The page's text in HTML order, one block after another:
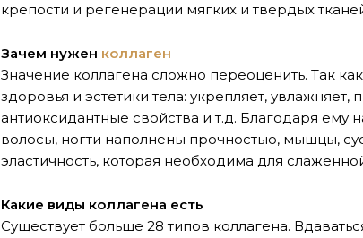
крепости и регенерации мягких и твердых
Зачем нужен коллаген
Значение коллагена сложно переоценить. Так
здоровья и эстетики тела: укрепляет, увлажняет,
антиоксидантные свойства и т.д. Благодаря ему
волосы, ногти наполнены прочностью, мышцы,
эластичность, которая необходима для
Какие виды коллагена есть
Существует больше 28 типов коллагена.